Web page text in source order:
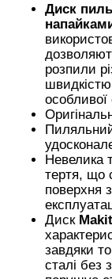
Диск
розпили
Невелика
тертя, що
поверхня
Диск
завдяки
сталі без